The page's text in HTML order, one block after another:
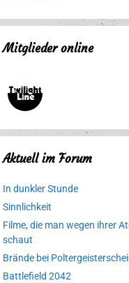
Mitglieder online
Aktuell im Forum
In dunkler Stunde
Sinnlichkeit
Filme, die man wegen ihrer
schaut
Brände bei
Battlefield 2042